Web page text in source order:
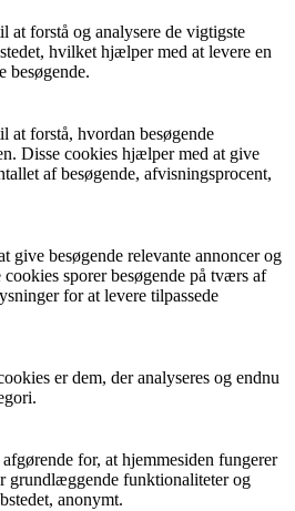
at forstå og analysere de vigtigste
hvilket hjælper med at levere en
besøgende.
at forstå, hvordan besøgende
Disse cookies hjælper med at give
af besøgende, afvisningsprocent,
give besøgende relevante annoncer og
sporer besøgende på tværs af
for at levere tilpassede
er dem, der analyseres og endnu
for, at hjemmesiden fungerer
grundlæggende funktionaliteter og
anonymt.